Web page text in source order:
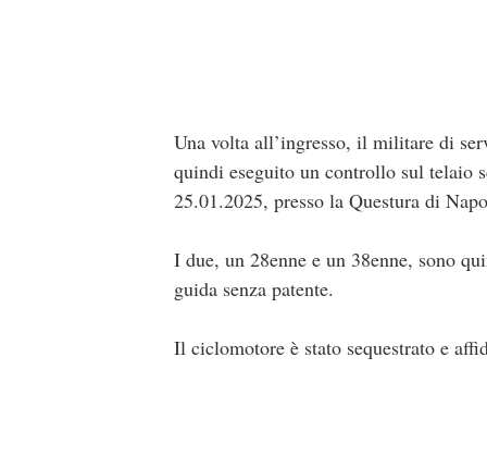
Una volta all’ingresso, il militare di
quindi eseguito un controllo sul telaio
25.01.2025, presso la Questura di
I due, un 28enne e un 38enne, sono
guida senza patente.
Il ciclomotore è stato sequestrato e